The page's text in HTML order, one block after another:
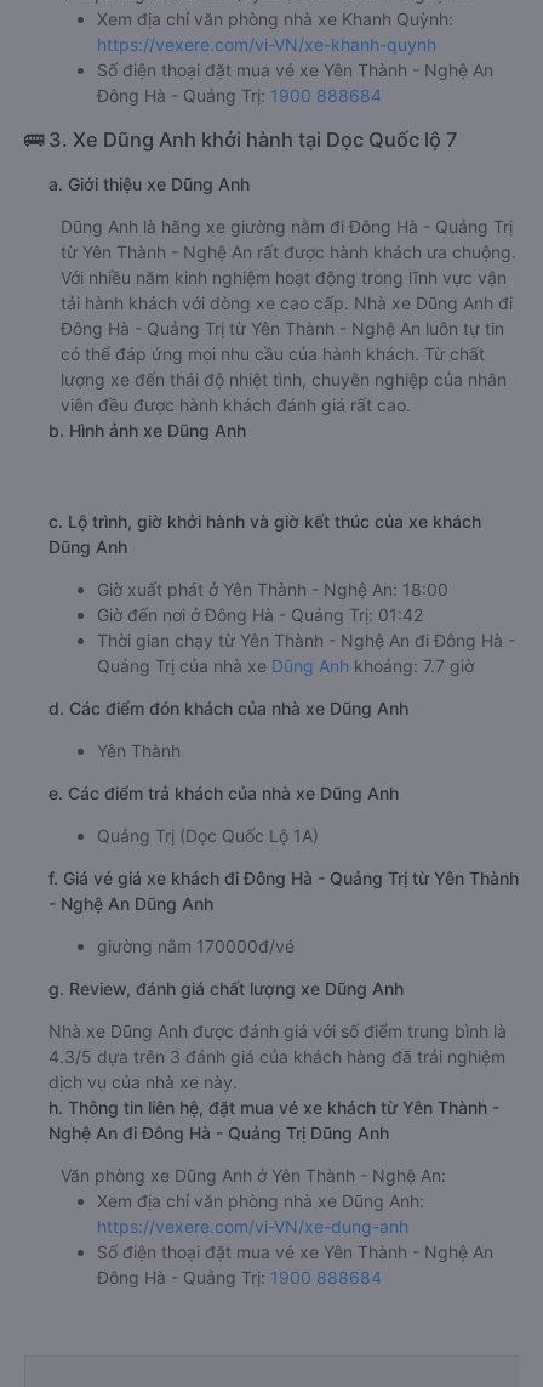
Xem địa chỉ văn phòng nhà xe Khanh Quỳnh:
https://vexere.com/vi-VN/xe-khanh-quynh
Số điện thoại đặt mua vé xe Yên Thành - Nghệ An
Đông Hà - Quảng Trị: 1900 888684
🚌 3. Xe Dũng Anh khởi hành tại Dọc Quốc lộ 7
a. Giới thiệu xe Dũng Anh
Dũng Anh là hãng xe giường nằm đi Đông Hà - Quảng Trị
từ Yên Thành - Nghệ An rất được hành khách ưa chuộng.
Với nhiều năm kinh nghiệm hoạt động trong lĩnh vực vận
tải hành khách với dòng xe cao cấp. Nhà xe Dũng Anh đi
Đông Hà - Quảng Trị từ Yên Thành - Nghệ An luôn tự tin
có thể đáp ứng mọi nhu cầu của hành khách. Từ chất
lượng xe đến thái độ nhiệt tình, chuyên nghiệp của nhân
viên đều được hành khách đánh giá rất cao.
b. Hình ảnh xe Dũng Anh
c. Lộ trình, giờ khởi hành và giờ kết thúc của xe khách
Dũng Anh
Giờ xuất phát ở Yên Thành - Nghệ An: 18:00
Giờ đến nơi ở Đông Hà - Quảng Trị: 01:42
Thời gian chạy từ Yên Thành - Nghệ An đi Đông Hà -
Quảng Trị của nhà xe Dũng Anh khoảng: 7.7 giờ
d. Các điểm đón khách của nhà xe Dũng Anh
Yên Thành
e. Các điểm trả khách của nhà xe Dũng Anh
Quảng Trị (Dọc Quốc Lộ 1A)
f. Giá vé giá xe khách đi Đông Hà - Quảng Trị từ Yên Thành
- Nghệ An Dũng Anh
giường nằm 170000đ/vé
g. Review, đánh giá chất lượng xe Dũng Anh
Nhà xe Dũng Anh được đánh giá với số điểm trung bình là
4.3/5 dựa trên 3 đánh giá của khách hàng đã trải nghiệm
dịch vụ của nhà xe này.
h. Thông tin liên hệ, đặt mua vé xe khách từ Yên Thành -
Nghệ An đi Đông Hà - Quảng Trị Dũng Anh
Văn phòng xe Dũng Anh ở Yên Thành - Nghệ An:
Xem địa chỉ văn phòng nhà xe Dũng Anh:
https://vexere.com/vi-VN/xe-dung-anh
Số điện thoại đặt mua vé xe Yên Thành - Nghệ An
Đông Hà - Quảng Trị: 1900 888684